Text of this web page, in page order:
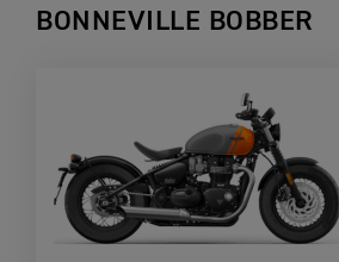
BONNEVILLE BOBBER